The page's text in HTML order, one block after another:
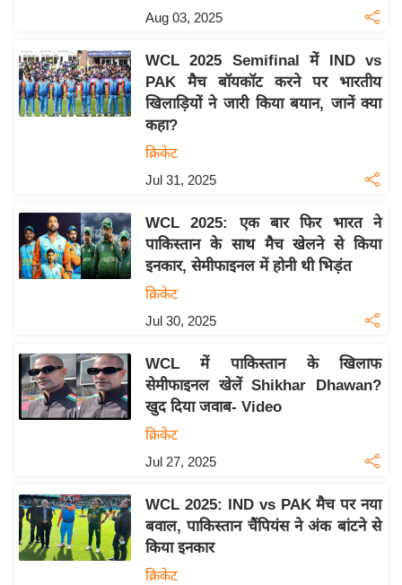
त
वि
शे
ब
ज
ट
के
ट
I
2
0
2
6
Aug 03, 2025
WCL 2025 Semifinal में IND vs
PAK मैच बॉयकॉट करने पर भारतीय
खिलाड़ियों ने जारी किया बयान, जानें क्या
कहा?
क्रिकेट
Jul 31, 2025
WCL 2025: एक बार फिर भारत ने
पाकिस्तान के साथ मैच खेलने से किया
इनकार, सेमीफाइनल में होनी थी भिड़ंत
क्रिकेट
Jul 30, 2025
WCL में पाकिस्तान के खिलाफ
सेमीफाइनल खेलें Shikhar Dhawan?
खुद दिया जवाब- Video
क्रिकेट
Jul 27, 2025
WCL 2025: IND vs PAK मैच पर नया
बवाल, पाकिस्तान चैंपियंस ने अंक बांटने से
किया इनकार
क्रिकेट